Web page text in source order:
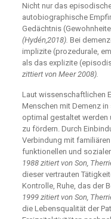
Nicht nur das
autobiographische
Gedächtnis
(Hydén,2018). Bei
implizite (prozedurale,
als das explizite
zittiert von Meer 2008).
Laut wissenschaftlichen
Menschen mit Demenz
optimal gestaltet werden
zu fördern. Durch
Verbindung mit
funktionellen und
1988 zitiert von Son,
dieser vertrauten
Kontrolle, Ruhe, das der
1999 zitiert von Son,
die Lebensqualität der